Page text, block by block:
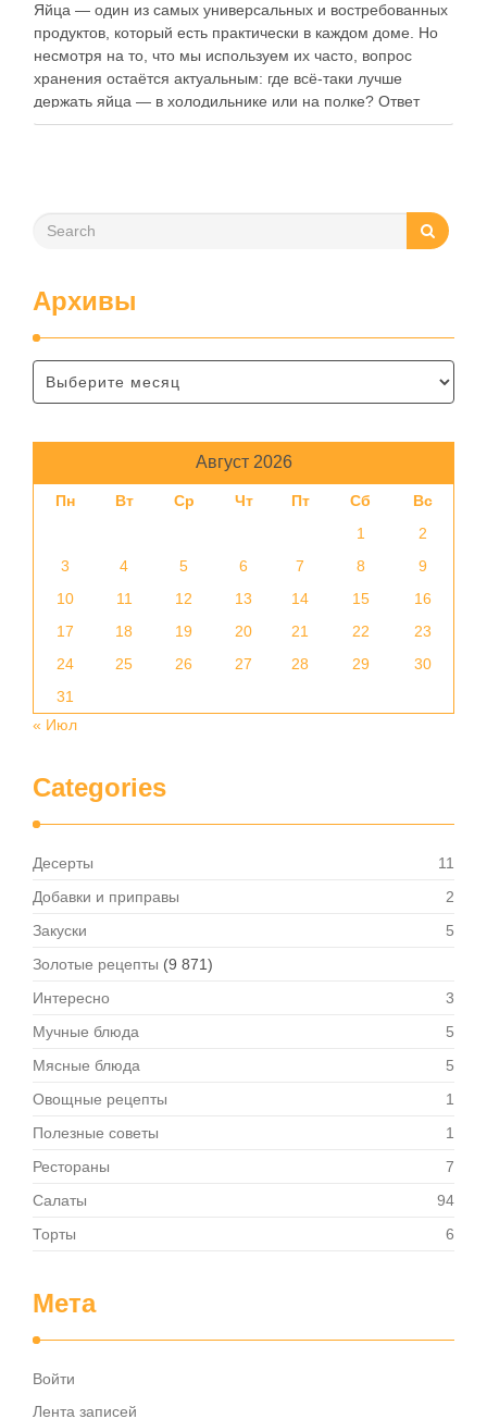
Яйца — один из самых универсальных и востребованных
продуктов, который есть практически в каждом доме. Но
несмотря на то, что мы используем их часто, вопрос
хранения остаётся актуальным: где всё-таки лучше
держать яйца — в холодильнике или на полке? Ответ
зависит от нескольких факторов, включая температуру
Архивы
Август 2026
Пн Вт Ср Чт Пт Сб
Вс
1
2
3
4 5 6 7 8
9
10
11 12 13 14 15
16
17
18 19 20 21 22
23
24
25 26 27 28 29
30
31
« Июл
Categories
Десерты
11
Добавки и приправы
2
Закуски
5
Золотые рецепты (9 871)
Интересно
3
Мучные блюда
5
Мясные блюда
5
Овощные рецепты
1
Полезные советы
1
Рестораны
7
Салаты
94
Торты
6
Мета
Войти
Лента записей